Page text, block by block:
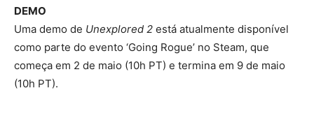
DEMO
Uma demo de Unexplored 2 está atualmente disponível
como parte do evento ‘Going Rogue’ no Steam, que
começa em 2 de maio (10h PT) e termina em 9 de maio
(10h PT).